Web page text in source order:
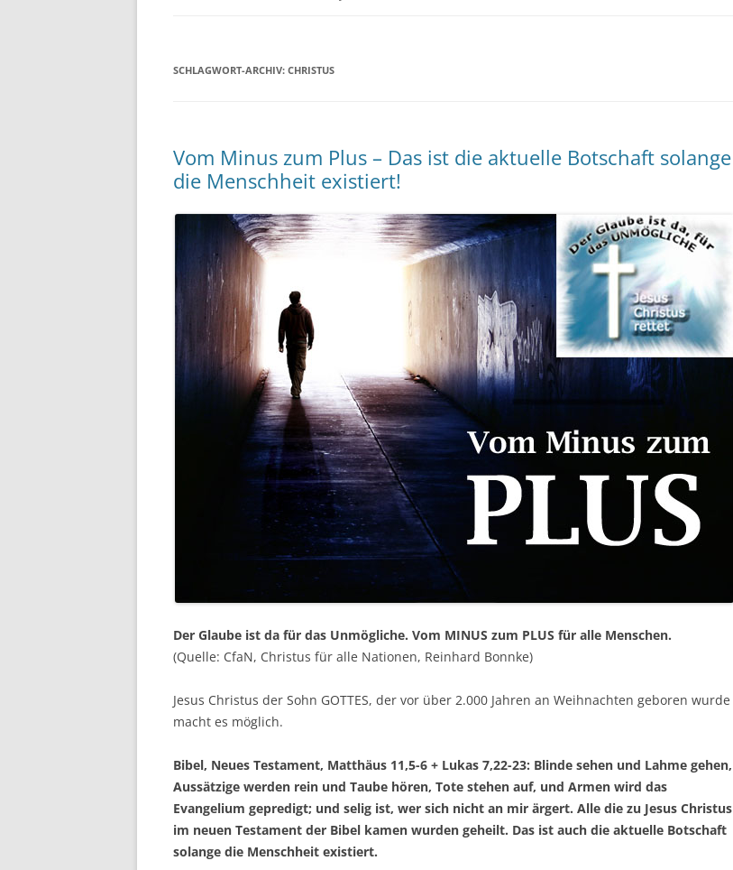
SCHLAGWORT-ARCHIV: CHRISTUS
Vom Minus zum Plus – Das ist die aktuelle Botschaft solange
die Menschheit existiert!
Der Glaube ist da für das Unmögliche. Vom MINUS zum PLUS für alle Menschen.
(Quelle: CfaN, Christus für alle Nationen, Reinhard Bonnke)
Jesus Christus der Sohn GOTTES, der vor über 2.000 Jahren an Weihnachten geboren wurde
macht es möglich.
Bibel, Neues Testament, Matthäus 11,5-6 + Lukas 7,22-23: Blinde sehen und Lahme gehen,
Aussätzige werden rein und Taube hören, Tote stehen auf, und Armen wird das
Evangelium gepredigt; und selig ist, wer sich nicht an mir ärgert. Alle die zu Jesus Christus
im neuen Testament der Bibel kamen wurden geheilt. Das ist auch die aktuelle Botschaft
solange die Menschheit existiert.